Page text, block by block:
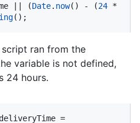
|| (Date. now() - (24
();
ran from the
variable is not defined,
24 hours.